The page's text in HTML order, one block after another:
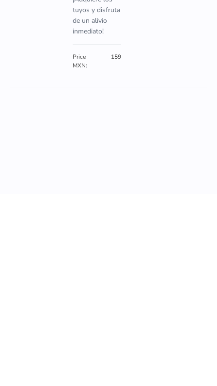
tuyos y disfruta
de un alivio
inmediato!
Price
MXN:
159